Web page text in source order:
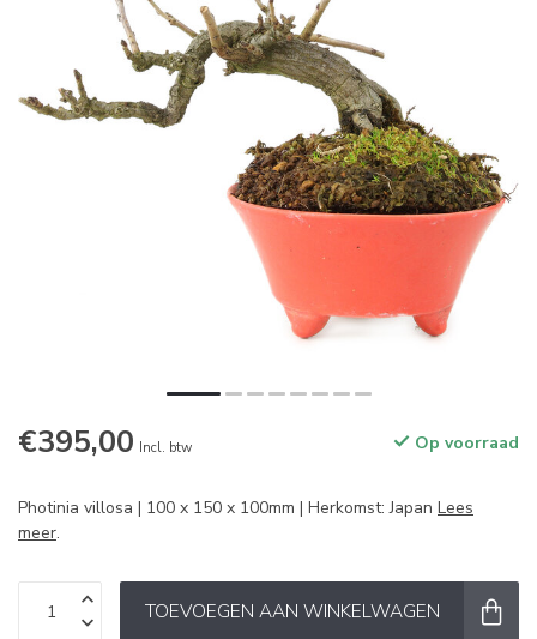
€395,00 Incl. btw Op voorraad
Photinia villosa | 100 x 150 x 100mm | Herkomst: Japan Lees
meer.
TOEVOEGEN AAN WINKELWAGEN